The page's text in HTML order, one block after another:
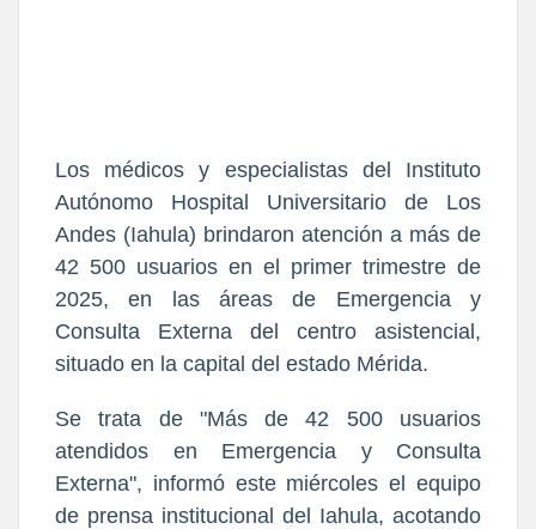
Los médicos y especialistas del Instituto
Autónomo Hospital Universitario de Los
Andes (Iahula) brindaron atención a más de
42 500 usuarios en el primer trimestre de
2025, en las áreas de Emergencia y
Consulta Externa del centro asistencial,
situado en la capital del estado Mérida.
Se trata de "Más de 42 500 usuarios
atendidos en Emergencia y Consulta
Externa", informó este miércoles el equipo
de prensa institucional del Iahula, acotando